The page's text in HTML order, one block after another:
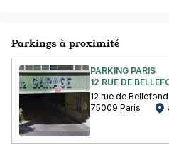
Parkings à proximité
PARKING PARIS
12 RUE DE
12 rue de Bellefond
75009 Paris